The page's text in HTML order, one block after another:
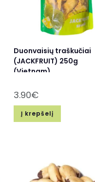
Duonvaisių traškučiai
(JACKFRUIT) 250g
(Vietnam)
3.90€
Į krepšelį